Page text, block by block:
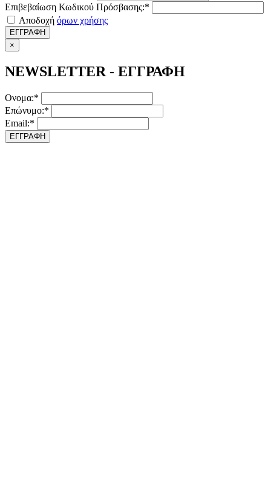
Επιβεβαίωση Κωδικού Πρόσβασης:*
Αποδοχή όρων χρήσης
ΕΓΓΡΑΦΗ
×
NEWSLETTER - ΕΓΓΡΑΦΗ
Ονομα:*
Επώνυμο:*
Email:*
ΕΓΓΡΑΦΗ